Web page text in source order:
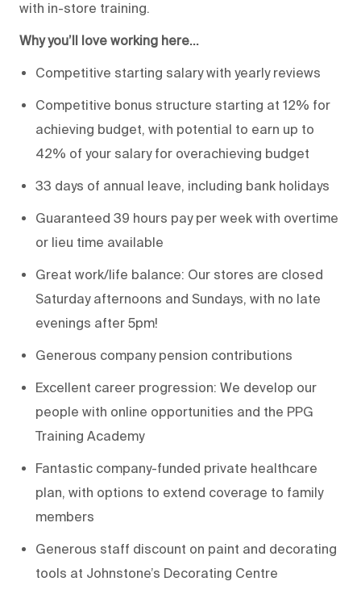
with in-store training.
Why you’ll love working here…
Competitive starting salary with yearly reviews
Competitive bonus structure starting at 12% for
achieving budget, with potential to earn up to
42% of your salary for overachieving budget
33 days of annual leave, including bank holidays
Guaranteed 39 hours pay per week with overtime
or lieu time available
Great work/life balance: Our stores are closed
Saturday afternoons and Sundays, with no late
evenings after 5pm!
Generous company pension contributions
Excellent career progression: We develop our
people with online opportunities and the PPG
Training Academy
Fantastic company-funded private healthcare
plan, with options to extend coverage to family
members
Generous staff discount on paint and decorating
tools at Johnstone’s Decorating Centre